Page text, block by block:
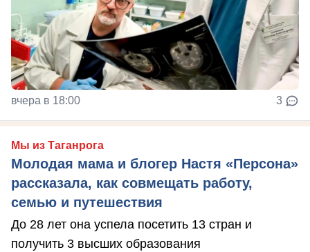
вчера в 18:00 3
Мы из Таганрога
Молодая мама и блогер Настя «Персона»
рассказала, как совмещать работу,
семью и путешествия
До 28 лет она успела посетить 13 стран и
получить 3 высших образования